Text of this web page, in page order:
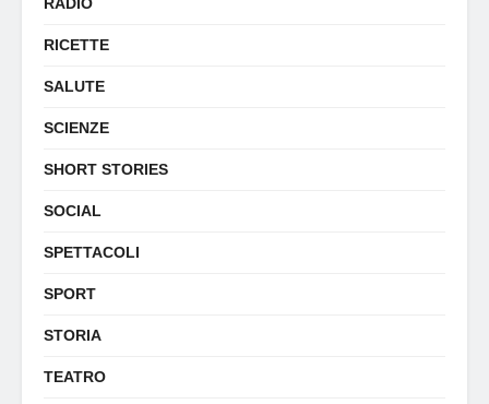
RICETTE
SALUTE
SCIENZE
SHORT STORIES
SOCIAL
SPETTACOLI
SPORT
STORIA
TEATRO